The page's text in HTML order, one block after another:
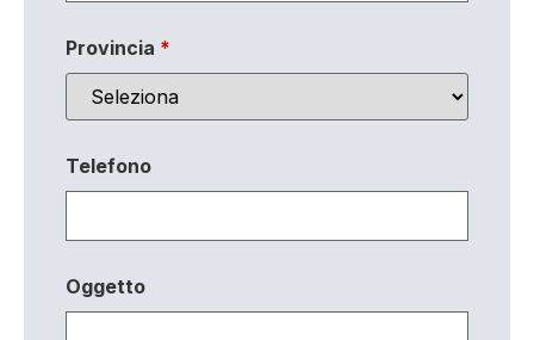
Provincia *
Telefono
Oggetto